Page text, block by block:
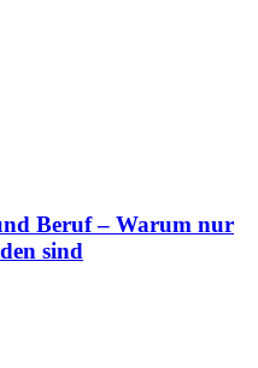
Beruf – Warum nur
sind